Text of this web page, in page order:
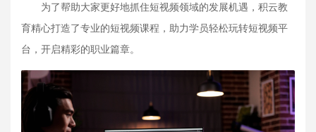
为了帮助大家更好地抓住短视频领域的发展机遇，积云教
育精心打造了专业的短视频课程，助力学员轻松玩转短视频平
台，开启精彩的职业篇章。